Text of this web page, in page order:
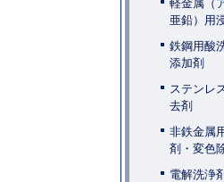
軽金属（
亜鉛）用
鉄鋼用酸
添加剤
ステンレ
去剤
非鉄金属
剤・変色
電解洗浄剤